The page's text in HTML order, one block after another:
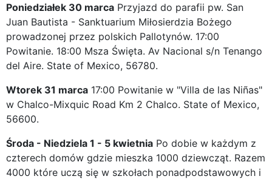
Poniedziałek 30 marca Przyjazd do parafii pw. San
Juan Bautista - Sanktuarium Miłosierdzia Bożego
prowadzonej przez polskich Pallotynów. 17:00
Powitanie. 18:00 Msza Święta. Av Nacional s/n Tenango
del Aire. State of Mexico, 56780.
Wtorek 31 marca 17:00 Powitanie w "Villa de las Niñas"
w Chalco-Mixquic Road Km 2 Chalco. State of Mexico,
56600.
Środa - Niedziela 1 - 5 kwietnia Po dobie w każdym z
czterech domów gdzie mieszka 1000 dziewcząt. Razem
4000 które uczą się w szkołach ponadpodstawowych i